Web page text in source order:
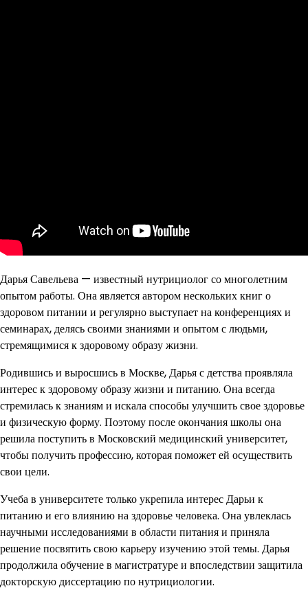
Дарья Савельева — известный нутрициолог со многолетним
опытом работы. Она является автором нескольких книг о
здоровом питании и регулярно выступает на конференциях и
семинарах, делясь своими знаниями и опытом с людьми,
стремящимися к здоровому образу жизни.
Родившись и выросшись в Москве, Дарья с детства проявляла
интерес к здоровому образу жизни и питанию. Она всегда
стремилась к знаниям и искала способы улучшить свое здоровье
и физическую форму. Поэтому после окончания школы она
решила поступить в Московский медицинский университет,
чтобы получить профессию, которая поможет ей осуществить
свои цели.
Учеба в университете только укрепила интерес Дарьи к
питанию и его влиянию на здоровье человека. Она увлеклась
научными исследованиями в области питания и приняла
решение посвятить свою карьеру изучению этой темы. Дарья
продолжила обучение в магистратуре и впоследствии защитила
докторскую диссертацию по нутрициологии.